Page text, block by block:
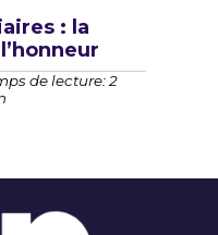
: la
de lecture: 2